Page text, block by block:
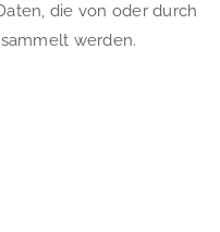
die von oder durch
werden.